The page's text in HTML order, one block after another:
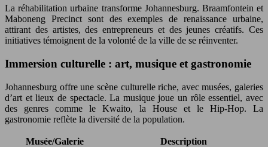
La réhabilitation urbaine transforme Johannesburg. Braamfontein et
Maboneng Precinct sont des exemples de renaissance urbaine,
attirant des artistes, des entrepreneurs et des jeunes créatifs. Ces
initiatives témoignent de la volonté de la ville de se réinventer.
Immersion culturelle : art, musique et gastronomie
Johannesburg offre une scène culturelle riche, avec musées, galeries
d’art et lieux de spectacle. La musique joue un rôle essentiel, avec
des genres comme le Kwaito, la House et le Hip-Hop. La
gastronomie reflète la diversité de la population.
Musée/Galerie
Description